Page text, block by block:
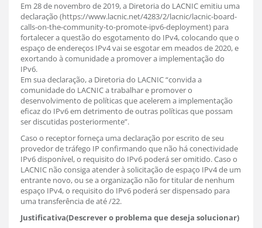
Em 28 de novembro de 2019, a Diretoria do LACNIC emitiu uma
declaração (https://www.lacnic.net/4283/2/lacnic/lacnic-board-
calls-on-the-community-to-promote-ipv6-deployment) para
fortalecer a questão do esgotamento do IPv4, colocando que o
espaço de endereços IPv4 vai se esgotar em meados de 2020, e
exortando à comunidade a promover a implementação do
IPv6.
Em sua declaração, a Diretoria do LACNIC “convida a
comunidade do LACNIC a trabalhar e promover o
desenvolvimento de políticas que acelerem a implementação
eficaz do IPv6 em detrimento de outras políticas que possam
ser discutidas posteriormente”.
Caso o receptor forneça uma declaração por escrito de seu
provedor de tráfego IP confirmando que não há conectividade
IPv6 disponível, o requisito do IPv6 poderá ser omitido. Caso o
LACNIC não consiga atender à solicitação de espaço IPv4 de um
entrante novo, ou se a organização não for titular de nenhum
espaço IPv4, o requisito do IPv6 poderá ser dispensado para
uma transferência de até /22.
Justificativa(Descrever o problema que deseja solucionar)